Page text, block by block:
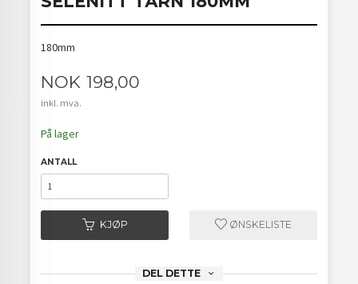
180mm
Pris
NOK 198,00
inkl. mva.
På lager
ANTALL
KJØP ØNSKELISTE
DEL DETTE